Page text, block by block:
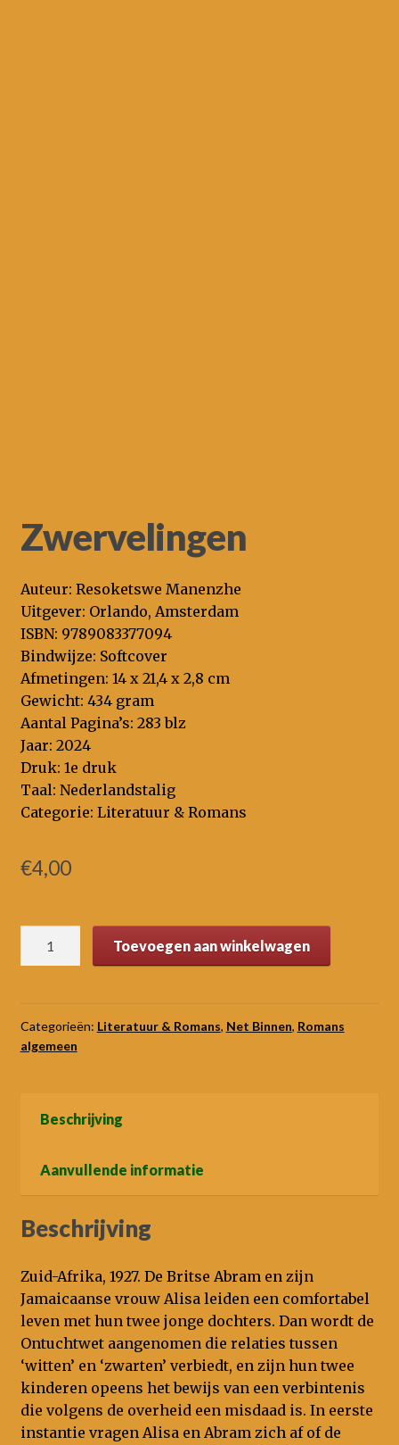
Zwervelingen
Auteur: Resoketswe Manenzhe
Uitgever: Orlando, Amsterdam
ISBN: 9789083377094
Bindwijze: Softcover
Afmetingen: 14 x 21,4 x 2,8 cm
Gewicht: 434 gram
Aantal Pagina’s: 283 blz
Jaar: 2024
Druk: 1e druk
Taal: Nederlandstalig
Categorie: Literatuur & Romans
€4,00
Toevoegen aan winkelwagen
Categorieën: Literatuur & Romans, Net Binnen, Romans
algemeen
Beschrijving
Aanvullende informatie
Beschrijving
Zuid-Afrika, 1927. De Britse Abram en zijn
Jamaicaanse vrouw Alisa leiden een comfortabel
leven met hun twee jonge dochters. Dan wordt de
Ontuchtwet aangenomen die relaties tussen
‘witten’ en ‘zwarten’ verbiedt, en zijn hun twee
kinderen opeens het bewijs van een verbintenis
die volgens de overheid een misdaad is. In eerste
instantie vragen Alisa en Abram zich af of de